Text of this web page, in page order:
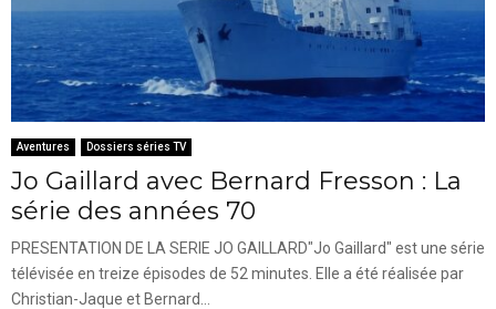
Aventures Dossiers séries TV
Jo Gaillard avec Bernard Fresson : La
série des années 70
PRESENTATION DE LA SERIE JO GAILLARD"Jo Gaillard" est une série
télévisée en treize épisodes de 52 minutes. Elle a été réalisée par
Christian-Jaque et Bernard...